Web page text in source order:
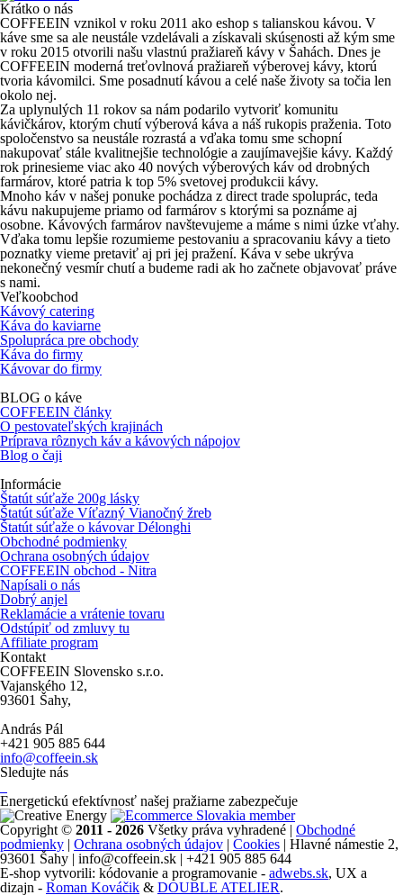
Krátko o nás
COFFEEIN vznikol v roku 2011 ako eshop s talianskou kávou. V
káve sme sa ale neustále vzdelávali a získavali skúsenosti až kým sme
v roku 2015 otvorili našu vlastnú pražiareň kávy v Šahách. Dnes je
COFFEEIN moderná treťovlnová pražiareň výberovej kávy, ktorú
tvoria kávomilci. Sme posadnutí kávou a celé naše životy sa točia len
okolo nej.
Za uplynulých 11 rokov sa nám podarilo vytvoriť komunitu
kávičkárov, ktorým chutí výberová káva a náš rukopis praženia. Toto
spoločenstvo sa neustále rozrastá a vďaka tomu sme schopní
nakupovať stále kvalitnejšie technológie a zaujímavejšie kávy. Každý
rok prinesieme viac ako 40 nových výberových káv od drobných
farmárov, ktoré patria k top 5% svetovej produkcii kávy.
Mnoho káv v našej ponuke pochádza z direct trade spoluprác, teda
kávu nakupujeme priamo od farmárov s ktorými sa poznáme aj
osobne. Kávových farmárov navštevujeme a máme s nimi úzke vťahy.
Vďaka tomu lepšie rozumieme pestovaniu a spracovaniu kávy a tieto
poznatky vieme pretaviť aj pri jej pražení. Káva v sebe ukrýva
nekonečný vesmír chutí a budeme radi ak ho začnete objavovať práve
s nami.
Veľkoobchod
Kávový catering
Káva do kaviarne
Spolupráca pre obchody
Káva do firmy
Kávovar do firmy
BLOG o káve
COFFEEIN články
O pestovateľských krajinách
Príprava rôznych káv a kávových nápojov
Blog o čaji
Informácie
Štatút súťaže 200g lásky
Štatút súťaže Víťazný Vianočný žreb
Štatút súťaže o kávovar Délonghi
Obchodné podmienky
Ochrana osobných údajov
COFFEEIN obchod - Nitra
Napísali o nás
Dobrý anjel
Reklamácie a vrátenie tovaru
Odstúpiť od zmluvy tu
Affiliate program
Kontakt
COFFEEIN Slovensko s.r.o.
Vajanského 12,
93601 Šahy,
András Pál
+421 905 885 644
info@coffeein.sk
Sledujte nás
Energetickú efektívnosť našej pražiarne zabezpečuje
Copyright © 2011 - 2026 Všetky práva vyhradené | Obchodné
podmienky | Ochrana osobných údajov | Cookies | Hlavné námestie 2,
93601 Šahy | info@coffeein.sk | +421 905 885 644
E-shop vytvorili: kódovanie a programovanie - adwebs.sk, UX a
dizajn - Roman Kováčik & DOUBLE ATELIER.